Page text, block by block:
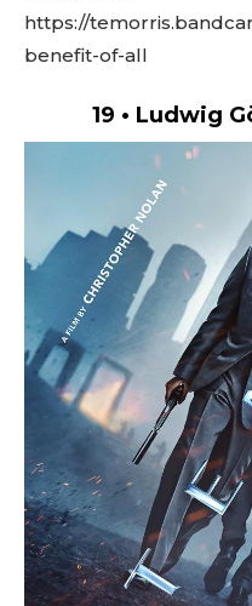
https://
benefit-of-all
19 • Ludwig